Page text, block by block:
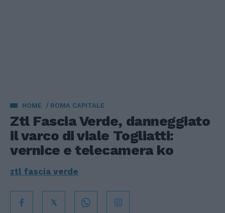
HOME ROMA CAPITALE
Ztl Fascia Verde, danneggiato
il varco di viale Togliatti:
vernice e telecamera ko
ztl fascia verde